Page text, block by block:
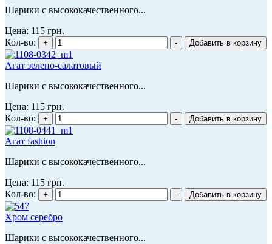
Шарики с высококачественного...
Цена: 115 грн.
Кол-во:
Агат зелено-салатовый
Шарики с высококачественного...
Цена: 115 грн.
Кол-во:
Агат fashion
Шарики с высококачественного...
Цена: 115 грн.
Кол-во:
Хром серебро
Шарики с высококачественного...